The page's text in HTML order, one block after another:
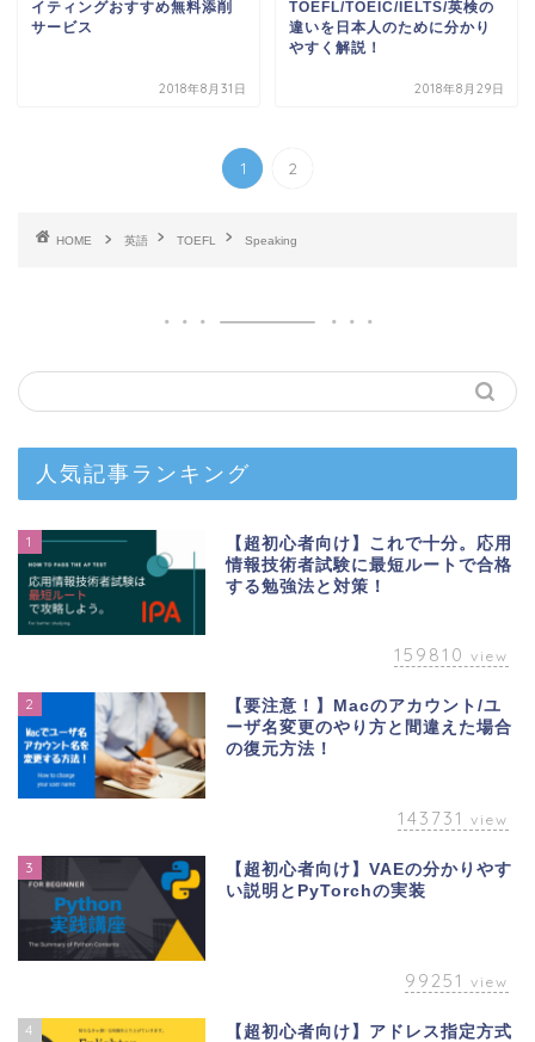
イティングおすすめ無料添削
サービス
2018年8月31日
TOEFL/TOEIC/IELTS/英検の
違いを日本人のために分かり
やすく解説！
2018年8月29日
1 2
HOME 英語 TOEFL Speaking
人気記事ランキング
1
【超初心者向け】これで十分。応用
情報技術者試験に最短ルートで合格
する勉強法と対策！
159810 view
2
【要注意！】Macのアカウント/ユ
ーザ名変更のやり方と間違えた場合
の復元方法！
143731 view
3
【超初心者向け】VAEの分かりやす
い説明とPyTorchの実装
99251 view
4
【超初心者向け】アドレス指定方式